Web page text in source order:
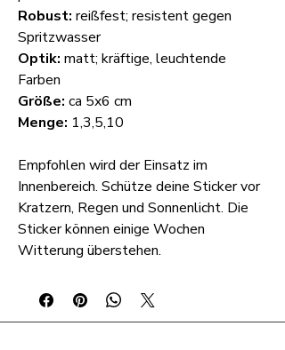
Robust: reißfest; resistent gegen
Spritzwasser
Optik: matt; kräftige, leuchtende
Farben
Größe: ca 5x6 cm
Menge: 1,3,5,10
Empfohlen wird der Einsatz im
Innenbereich. Schütze deine Sticker vor
Kratzern, Regen und Sonnenlicht. Die
Sticker können einige Wochen
Witterung überstehen.